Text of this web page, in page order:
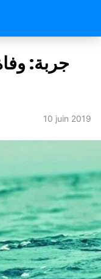
جربة:
10 juin 2019